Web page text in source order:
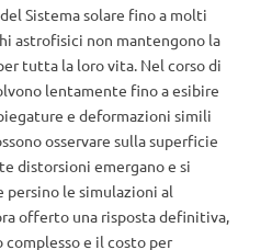
Sistema solare fino a molti
astrofisici non mantengono la
tutta la loro vita. Nel corso di
lentamente fino a esibire
e deformazioni simili
osservare sulla superficie
distorsioni emergano e si
persino le simulazioni al
offerto una risposta definitiva,
e il costo per